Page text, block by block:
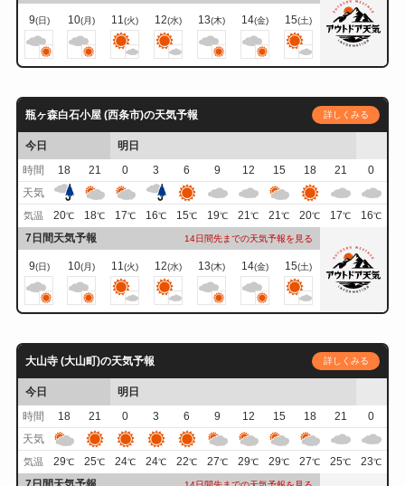
9(日) 10(月) 11 (火) 12(水) 13(木) 14(金) 15(土)
瓶ヶ森白石小屋 (西条市)の天気予報 詳しくみる
今日
明日
時間
18 21 0 3 6 9 12 15 18 21
0
天気
気温 20℃ 18℃ 17℃ 16℃ 15℃ 19℃ 21℃ 21℃ 20℃ 17℃ 16℃
7日間天気予報 14日間先までの天気予報を見る
9(日) 10(月) 11(火) 12(水) 13(木) 14(金) 15(土)
大山寺 (大山町)の天気予報 詳しくみる
今日
明日
時間
18 21 0 3 6 9 12 15 18 21
0
天気
気温 29℃ 25℃ 24℃ 24℃ 22℃ 27℃ 29℃ 29℃ 27℃ 25℃ 23℃